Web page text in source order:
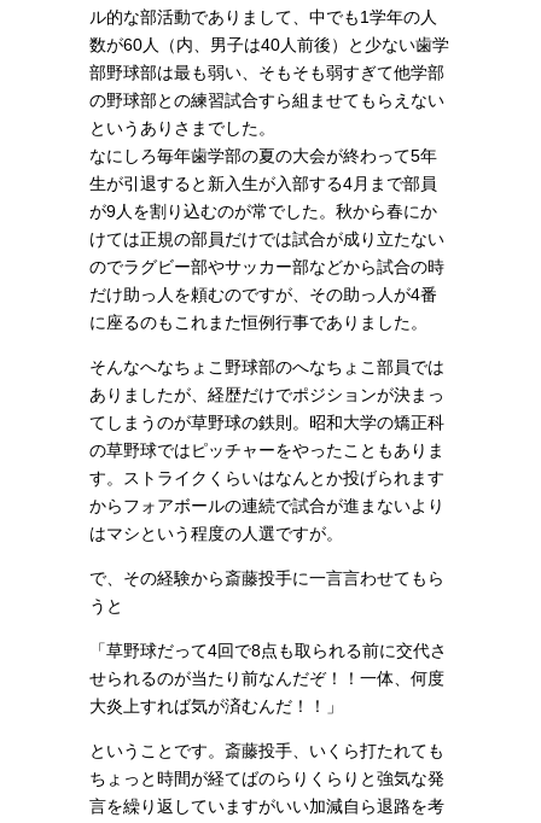
ル的な部活動でありまして、中でも1学年の人
数が60人（内、男子は40人前後）と少ない歯学
部野球部は最も弱い、そもそも弱すぎて他学部
の野球部との練習試合すら組ませてもらえない
というありさまでした。
なにしろ毎年歯学部の夏の大会が終わって5年
生が引退すると新入生が入部する4月まで部員
が9人を割り込むのが常でした。秋から春にか
けては正規の部員だけでは試合が成り立たない
のでラグビー部やサッカー部などから試合の時
だけ助っ人を頼むのですが、その助っ人が4番
に座るのもこれまた恒例行事でありました。
そんなへなちょこ野球部のへなちょこ部員では
ありましたが、経歴だけでポジションが決まっ
てしまうのが草野球の鉄則。昭和大学の矯正科
の草野球ではピッチャーをやったこともありま
す。ストライクくらいはなんとか投げられます
からフォアボールの連続で試合が進まないより
はマシという程度の人選ですが。
で、その経験から斎藤投手に一言言わせてもら
うと
「草野球だって4回で8点も取られる前に交代さ
せられるのが当たり前なんだぞ！！一体、何度
大炎上すれば気が済むんだ！！」
ということです。斎藤投手、いくら打たれても
ちょっと時間が経てばのらりくらりと強気な発
言を繰り返していますがいい加減自ら退路を考